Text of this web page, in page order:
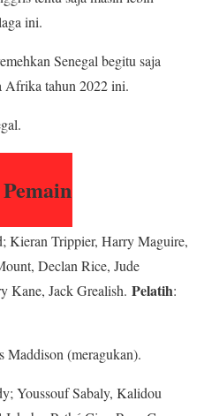
ini.
Senegal begitu saja
Afrika tahun 2022 ini.
Kieran Trippier, Harry Maguire,
Declan Rice, Jude
Kane, Jack Grealish. Pelatih:
Maddison (meragukan).
Youssouf Sabaly, Kalidou